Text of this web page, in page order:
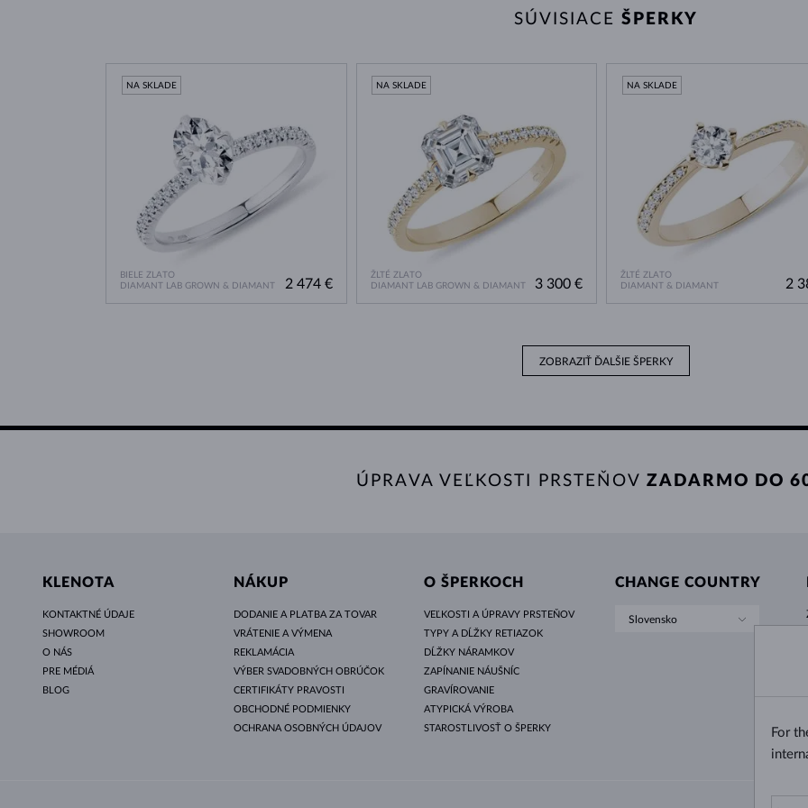
SÚVISIACE ŠPERKY
BIELE ZLATO
DIAMANT LAB GROWN & DIAMANT
NA SKLADE
2 474 €
ŽLTÉ ZLATO
DIAMANT LAB GROWN & DIAMANT
NA SKLADE
3 300 €
ŽLTÉ ZLATO
DIAMANT & DIAMANT
NA SKLADE
2
ZOBRAZIŤ ĎALŠIE ŠPERKY
ÚPRAVA VEĽKOSTI PRSTEŇOV ZADARMO DO
KLENOTA
KONTAKTNÉ ÚDAJE
SHOWROOM
O NÁS
PRE MÉDIÁ
BLOG
NÁKUP
DODANIE A PLATBA ZA TOVAR
VRÁTENIE A VÝMENA
REKLAMÁCIA
VÝBER SVADOBNÝCH OBRÚČOK
CERTIFIKÁTY PRAVOSTI
OBCHODNÉ PODMIENKY
OCHRANA OSOBNÝCH ÚDAJOV
O ŠPERKOCH
VEĽKOSTI A ÚPRAVY PRSTEŇOV
TYPY A DĹŽKY RETIAZOK
DĹŽKY NÁRAMKOV
ZAPÍNANIE NÁUŠNÍC
GRAVÍROVANIE
ATYPICKÁ VÝROBA
STAROSTLIVOSŤ O ŠPERKY
CHANGE COUNTRY
Slovensko
For